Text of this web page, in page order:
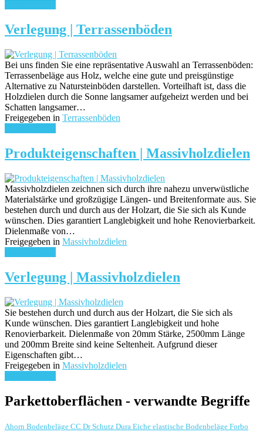
Verlegung | Terrassenböden
Bei uns finden Sie eine repräsentative Auswahl an Terrassenböden:
Terrassenbeläge aus Holz, welche eine gute und preisgünstige
Alternative zu Natursteinböden darstellen. Vorteilhaft ist, dass die
Holzdielen durch die Sonne langsamer aufgeheizt werden und bei
Schatten langsamer…
Freigegeben in Terrassenböden
Produkteigenschaften | Massivholzdielen
Massivholzdielen zeichnen sich durch ihre nahezu unverwüstliche
Materialstärke und großzügige Längen- und Breitenformate aus. Sie
bestehen durch und durch aus der Holzart, die Sie sich als Kunde
wünschen. Dies garantiert Langlebigkeit und hohe Renovierbarkeit.
Dielenmaße von…
Freigegeben in Massivholzdielen
Verlegung | Massivholzdielen
Sie bestehen durch und durch aus der Holzart, die Sie sich als
Kunde wünschen. Dies garantiert Langlebigkeit und hohe
Renovierbarkeit. Dielenmaße von 20mm Stärke, 2500mm Länge
und 200mm Breite sind keine Seltenheit. Aufgrund dieser
Eigenschaften gibt…
Freigegeben in Massivholzdielen
Parkettoberflächen - verwandte Begriffe
Ahorn Bodenbeläge CC Dr Schutz Dura Eiche elastische Bodenbeläge Forbo